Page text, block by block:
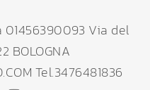
01456390093 Via del
BOLOGNA
Tel.3476481836